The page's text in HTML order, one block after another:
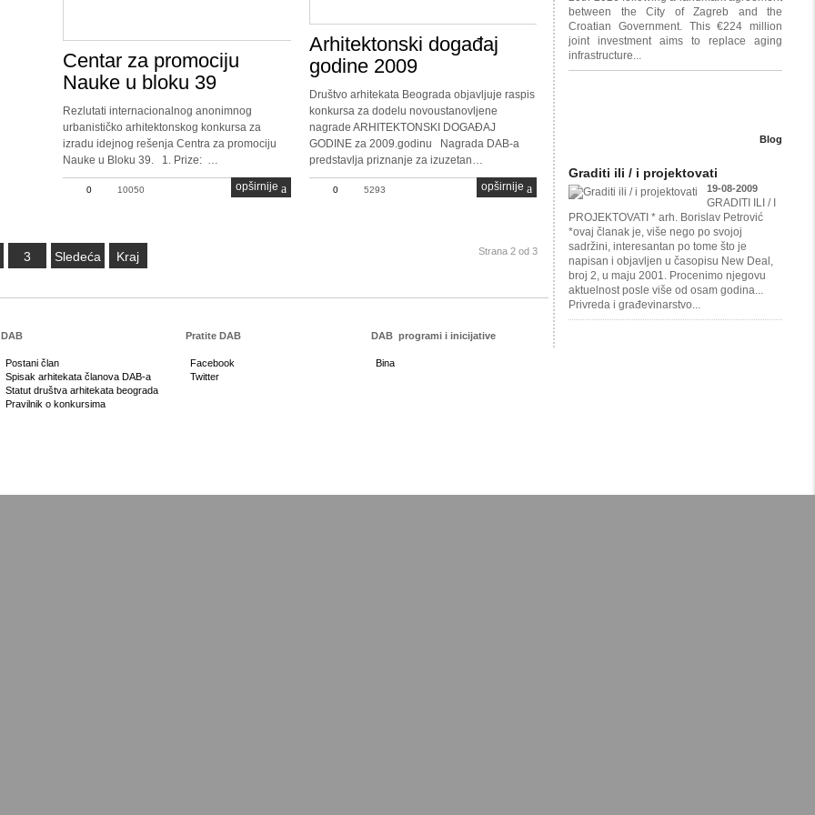
Centar za promociju
Nauke u bloku 39
Rezlutati internacionalnog anonimnog
urbanističko arhitektonskog konkursa za
izradu idejnog rešenja Centra za promociju
Nauke u Bloku 39. 1. Prize: …
0 10050 opširnije
Arhitektonski događaj
godine 2009
Društvo arhitekata Beograda objavljuje raspis
konkursa za dodelu novoustanovljene
nagrade ARHITEKTONSKI DOGAĐAJ
GODINE za 2009.godinu Nagrada DAB-a
predstavlja priznanje za izuzetan…
0 5293 opširnije
3 Sledeća Kraj Strana 2 od 3
DAB
Postani član
Spisak arhitekata članova DAB-a
Statut društva arhitekata beograda
Pravilnik o konkursima
Pratite DAB
Facebook
Twitter
DAB programi i inicijative
Bina
between the City of Zagreb and the
Croatian Government. This €224 million
joint investment aims to replace aging
infrastructure...
Blog
Graditi ili / i projektovati
19-08-2009
GRADITI ILI / I
PROJEKTOVATI * arh. Borislav Petrović
*ovaj članak je, više nego po svojoj
sadržini, interesantan po tome što je
napisan i objavljen u časopisu New Deal,
broj 2, u maju 2001. Procenimo njegovu
aktuelnost posle više od osam godina...
Privreda i građevinarstvo...